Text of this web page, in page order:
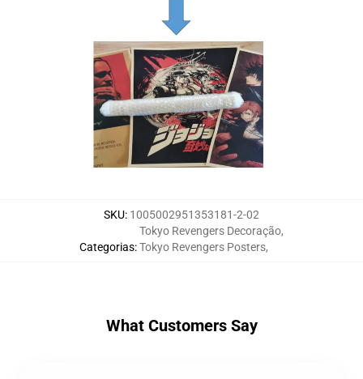
SKU: 1005002951353181-2-02
Categorias:
Tokyo Revengers Decoração,
Tokyo Revengers Posters,
What Customers Say